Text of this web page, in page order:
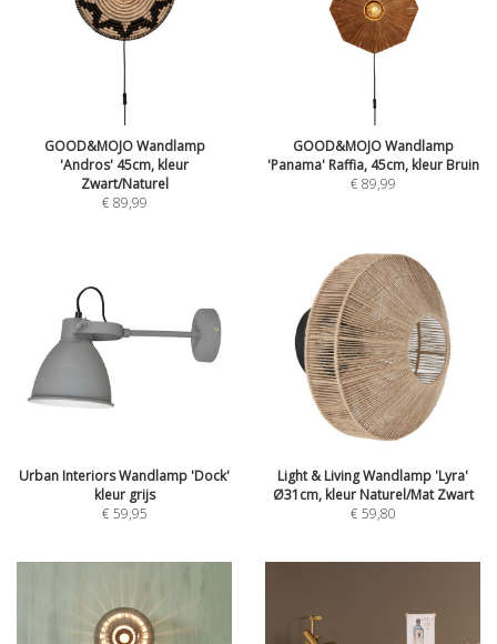
GOOD&MOJO Wandlamp
'Andros' 45cm, kleur
Zwart/Naturel
€89,99
GOOD&MOJO Wandlamp
'Panama' Raffia, 45cm, kleur Bruin
€89,99
Urban Interiors Wandlamp 'Dock'
kleur grijs
€59,95
Light & Living Wandlamp 'Lyra'
Ø31cm, kleur Naturel/Mat Zwart
€59,80